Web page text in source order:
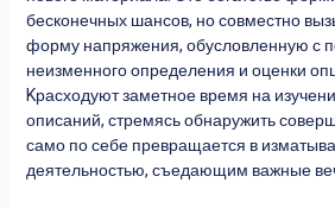
бесконечных шансов, но совместно
форму напряжения, обусловленную с
неизменного определения и оценки
Kрасходуют заметное время на
описаний, стремясь обнаружить
само по себе превращается в
деятельностью, съедающим важные